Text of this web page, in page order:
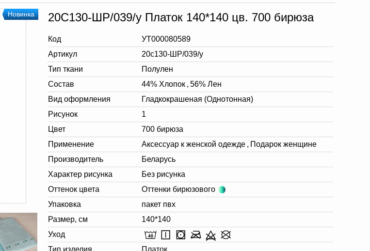
Новинка 20С130-ШР/039/у Платок 140*140 цв. 700 бирюза
Код
УТ000080589
Артикул
20с130-ШР/039/у
Тип ткани
Полулен
Состав
44% Хлопок , 56% Лен
Вид оформления
Гладкокрашеная (Однотонная)
Рисунок
1
Цвет
700 бирюза
Применение
Аксессуар к женской одежде , Подарок женщине
Производитель
Беларусь
Характер рисунка
Без рисунка
Оттенок цвета
Оттенки бирюзового
Упаковка
пакет пвх
Размер, см
140*140
Уход
Тип изделия
Платок